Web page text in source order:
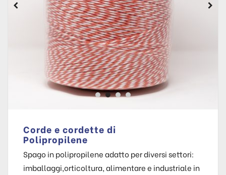
Corde e cordette di
Polipropilene
Spago in polipropilene adatto per diversi settori:
imballaggi,orticoltura, alimentare e industriale in